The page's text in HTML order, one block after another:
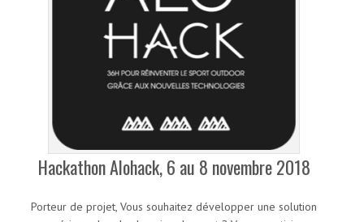
Hackathon Alohack, 6 au 8 novembre 2018
Porteur de projet, Vous souhaitez développer une solution